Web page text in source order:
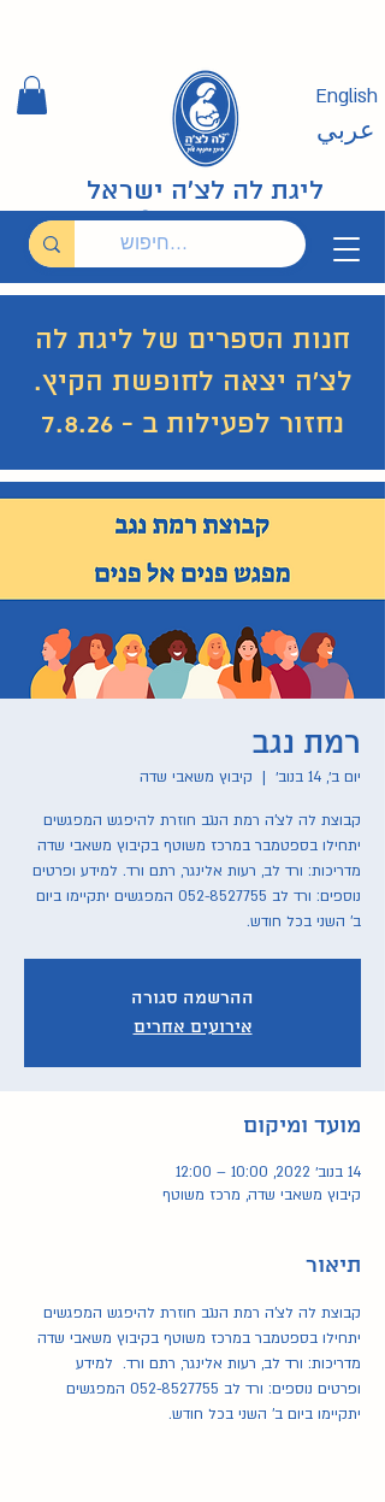
ליגת לה לצ'ה ישראל
English
عربي
חנות הספרים של ליגת לה
לצ'ה יצאה לחופשת הקיץ.
נחזור לפעילות ב - 7.8.26
רמת נגב
יום ב׳, 14 בנוב׳
  |
קיבוץ משאבי שדה
קבוצת לה לצ'ה רמת הנגב חוזרת להיפגש המפגשים
יתחילו בספטמבר במרכז משוטף בקיבוץ משאבי שדה
מדריכות: ורד לב, רעות אלינגר, רתם ורד. למידע ופרטים
נוספים: ורד לב 052-8527755 המפגשים יתקיימו ביום
ב' השני בכל חודש.
ההרשמה סגורה
אירועים אחרים
מועד ומיקום
14 בנוב׳ 2022, 10:00 – 12:00
קיבוץ משאבי שדה, מרכז משוטף
תיאור
קבוצת לה לצ'ה רמת הנגב חוזרת להיפגש המפגשים
יתחילו בספטמבר במרכז משוטף בקיבוץ משאבי שדה
מדריכות: ורד לב, רעות אלינגר, רתם ורד.  למידע
ופרטים נוספים: ורד לב 052-8527755 המפגשים
יתקיימו ביום ב' השני בכל חודש.